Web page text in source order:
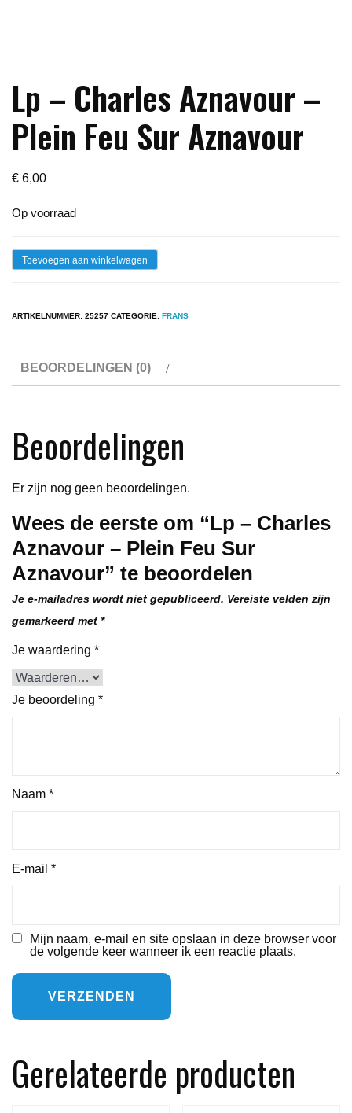
Lp – Charles Aznavour –
Plein Feu Sur Aznavour
€ 6,00
Op voorraad
Lp
Plein
Aznavour
aantal
Toevoegen aan winkelwagen
ARTIKELNUMMER: 25257 CATEGORIE: FRANS
BEOORDELINGEN (0)
Beoordelingen
Er zijn nog geen beoordelingen.
Wees de eerste om “Lp – Charles
Aznavour – Plein Feu Sur
Aznavour” te beoordelen
Je e-mailadres wordt niet gepubliceerd. Vereiste velden zijn
gemarkeerd met *
Je waardering *
Je beoordeling *
Naam *
E-mail *
Mijn naam, e-mail en site opslaan in deze browser voor
de volgende keer wanneer ik een reactie plaats.
Gerelateerde producten